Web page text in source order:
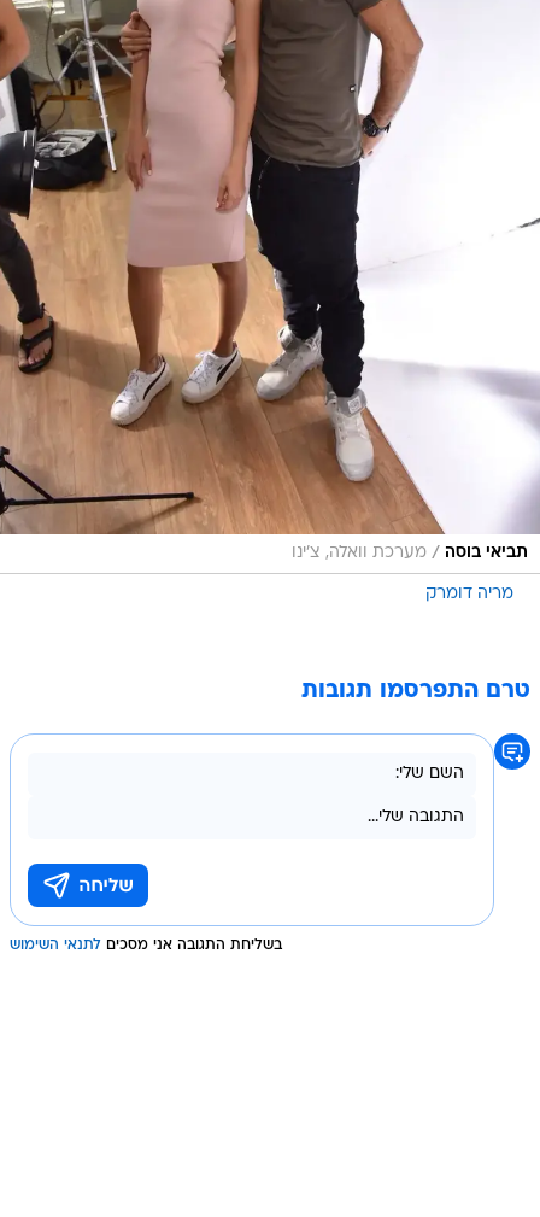
תביאי בוסה / מערכת וואלה, צ'ינו
מריה דומרק
טרם התפרסמו תגובות
בשליחת התגובה אני מסכים לתנאי השימוש